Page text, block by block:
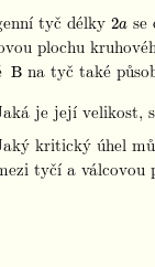
tyč délky 2a
2a
plochu
B
Bna tyč také
je její velikost,
kritický úhel
tyčí a válcovou